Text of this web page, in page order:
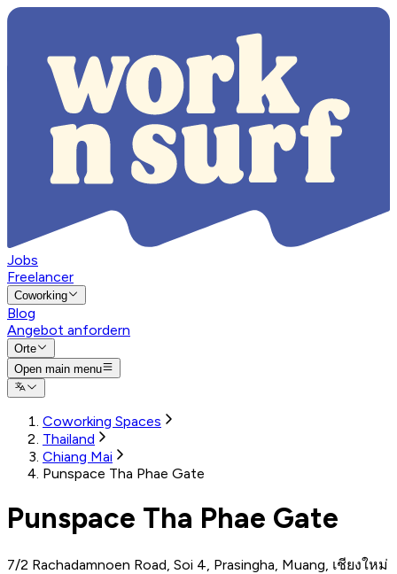
Jobs
Freelancer
Coworking
Blog
Angebot anfordern
Orte
Open main menu
Coworking Spaces
Thailand
Chiang Mai
Punspace Tha Phae Gate
Punspace Tha Phae Gate
7/2 Rachadamnoen Road, Soi 4, Prasingha, Muang, เชียงใหม่